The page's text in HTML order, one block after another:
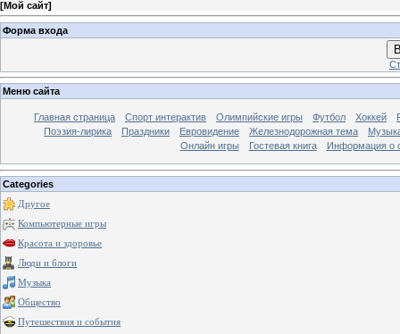
[Мой сайт]
Форма входа
Меню сайта
Главная страница Спорт интерактив Олимпийские игры Футбол Хоккей
Поэзия-лирика
Праздники Евровидение Железнодорожная тема
Онлайн игры
Гостевая книга Информация о
Categories
Другое
Компьютерные игры
Красота и здоровье
Люди и блоги
Музыка
Общество
Путешествия и события